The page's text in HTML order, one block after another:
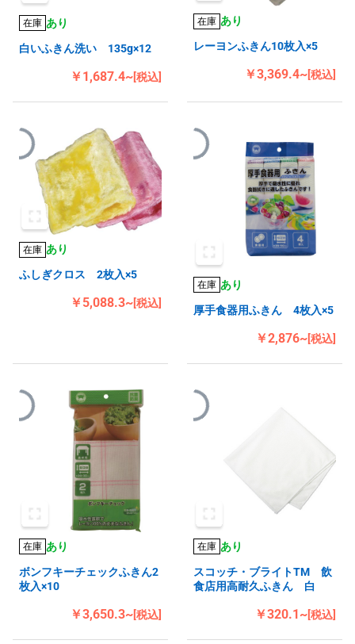
在庫 あり
白いふきん洗い 135g×12
￥1,687.4~[税込]
在庫 あり
レーヨンふきん10枚入×5
￥3,369.4~[税込]
在庫 あり
ふしぎクロス 2枚入×5
￥5,088.3~[税込]
在庫 あり
厚手食器用ふきん 4枚入×5
￥2,876~[税込]
在庫 あり
ボンフキーチェックふきん2
枚入×10
￥3,650.3~[税込]
在庫 あり
スコッチ・ブライトTM 飲
食店用高耐久ふきん 白
￥320.1~[税込]